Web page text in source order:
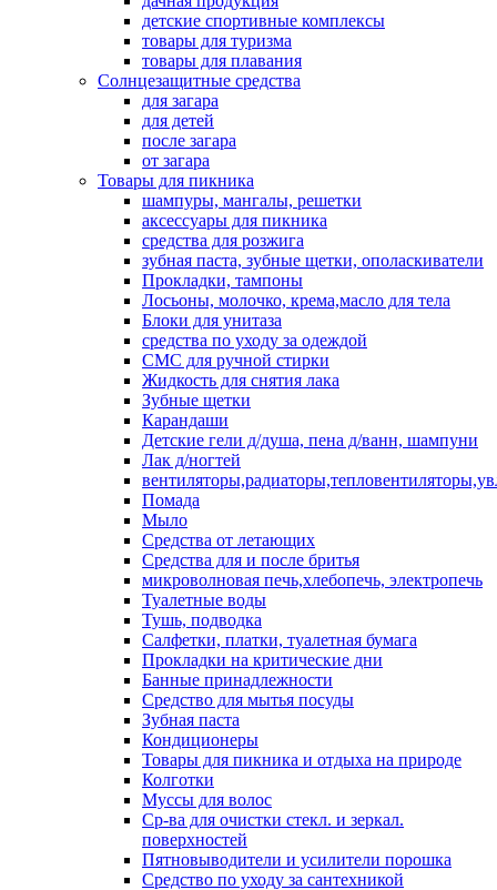
детские спортивные комплексы
товары для туризма
товары для плавания
Солнцезащитные средства
для загара
для детей
после загара
от загара
Товары для пикника
шампуры, мангалы, решетки
аксессуары для пикника
средства для розжига
зубная паста, зубные щетки, ополаскиватели
Прокладки, тампоны
Лосьоны, молочко, крема,масло для тела
Блоки для унитаза
средства по уходу за одеждой
СМС для ручной стирки
Жидкость для снятия лака
Зубные щетки
Карандаши
Детские гели д/душа, пена д/ванн, шампуни
Лак д/ногтей
Помада
Мыло
Средства от летающих
Средства для и после бритья
микроволновая печь,хлебопечь, электропечь
Туалетные воды
Тушь, подводка
Салфетки, платки, туалетная бумага
Прокладки на критические дни
Банные принадлежности
Средство для мытья посуды
Зубная паста
Кондиционеры
Товары для пикника и отдыха на природе
Колготки
Муссы для волос
Ср-ва для очистки стекл. и зеркал.
поверхностей
Пятновыводители и усилители порошка
Средство по уходу за сантехникой